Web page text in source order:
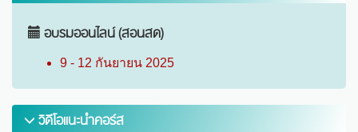
อบรมออนไลน์ (สอนสด)
9 - 12 กันยายน 2025
วิดีโอแนะนำคอร์ส